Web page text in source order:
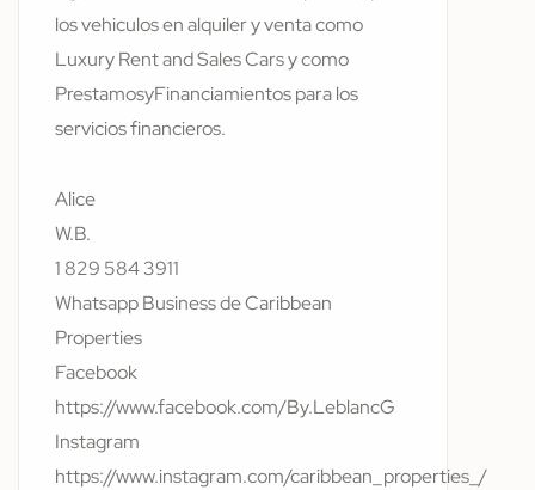
los vehiculos en alquiler y venta como
Luxury Rent and Sales Cars y como
PrestamosyFinanciamientos para los
servicios financieros.
Alice
W.B.
1 829 584 3911
Whatsapp Business de Caribbean
Properties
Facebook
https://www.facebook.com/By.LeblancG
Instagram
https://www.instagram.com/caribbean_properties_/